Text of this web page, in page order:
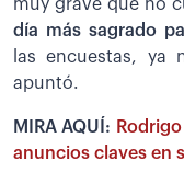
muy grave que no
día más sagrado
las encuestas, ya
apuntó.
MIRA AQUÍ:
anuncios claves en